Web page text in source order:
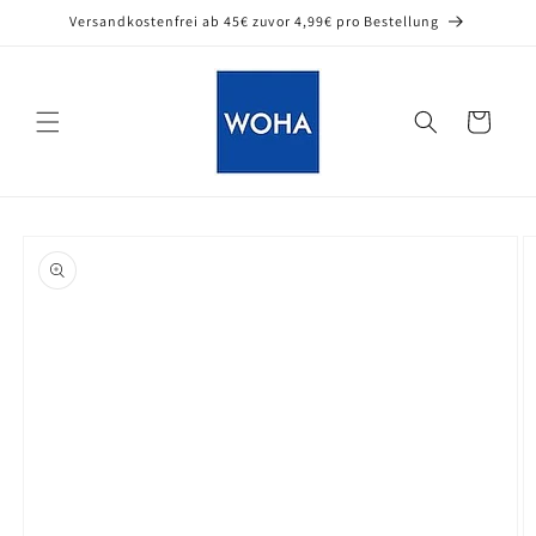
Versandkostenfrei ab 45€ zuvor 4,99€ pro Bestellung
Warenkorb